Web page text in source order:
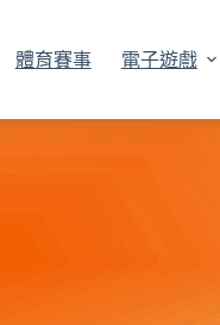
體育賽事 電子遊戲